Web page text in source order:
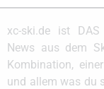
xc-ski.de ist
News aus dem
Kombination,
und allem was du